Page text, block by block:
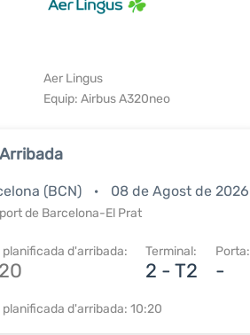
Aer Lingus
Equip: Airbus A320neo
Arribada
(BCN) 08 de Agost de 2026
de Barcelona-El Prat
planificada d'arribada: Terminal:
2 - T2
Porta:
-
planificada d'arribada: 10:20